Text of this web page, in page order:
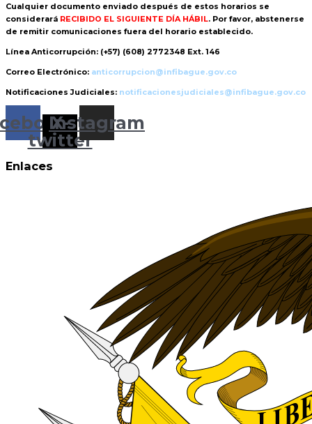
Cualquier documento enviado después de estos horarios se
considerará RECIBIDO EL SIGUIENTE DÍA HÁBIL. Por favor, abstenerse
de remitir comunicaciones fuera del horario establecido.
Línea Anticorrupción: (+57) (608) 2772348 Ext. 146
Correo Electrónico: anticorrupcion@infibague.gov.co
Notificaciones Judiciales: notificacionesjudiciales@infibague.gov.co
X-
twitter
Instagram
Enlaces